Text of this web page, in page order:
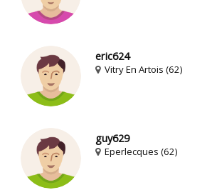
eric624
Vitry En Artois (62)
guy629
Eperlecques (62)